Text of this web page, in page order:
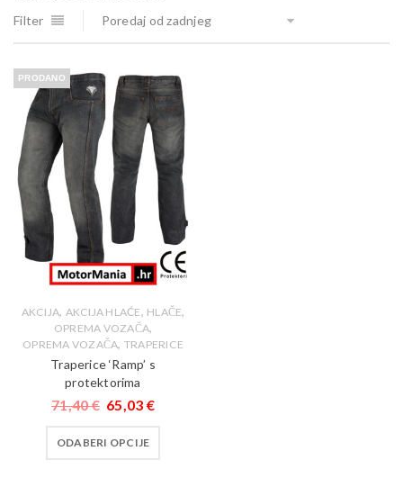
Filter
Poredaj od zadnjeg
PRODANO
AKCIJA, AKCIJA HLAĆE, HLAČE,
OPREMA VOZAČA,
OPREMA VOZAČA, TRAPERICE
Traperice ‘Ramp’ s
protektorima
71,40€ 65,03 €
ODABERI OPCIJE